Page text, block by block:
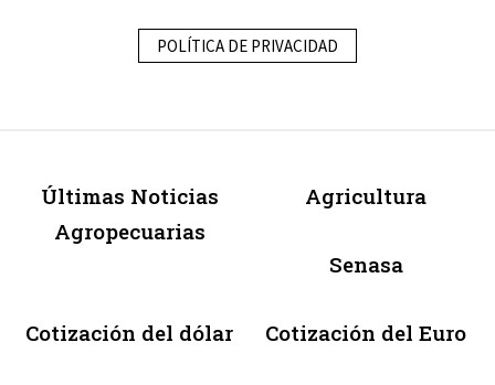
POLÍTICA DE PRIVACIDAD
Últimas Noticias
Agropecuarias
Agricultura
Senasa
Cotización del dólar Cotización del Euro